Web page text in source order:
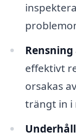
effektivt
orsakas
trängt in i